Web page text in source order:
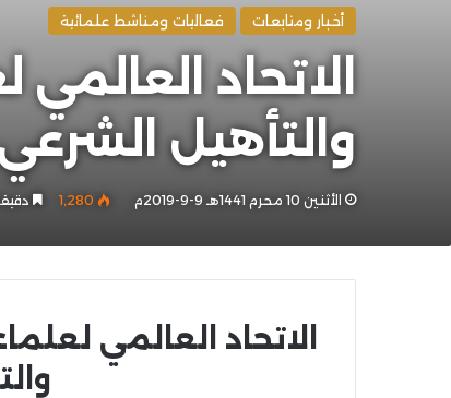
أخبار ومتابعات فعاليات ومناشط علمائية
الاتحاد
والتأهيل
الأثنين 10 محرم 1441هـ 9-9-2019م 1٬280
الاتحاد العالمي